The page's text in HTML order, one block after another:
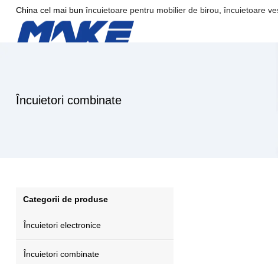
China cel mai bun încuietoare pentru mobilier de birou încuietoare
Încuietori combinate
Categorii de produse
Încuietori electronice
Încuietori combinate